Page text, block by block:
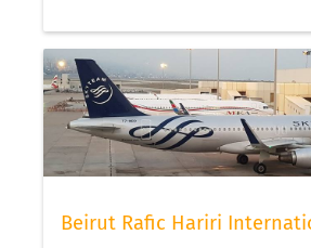
Beirut Rafic Hariri